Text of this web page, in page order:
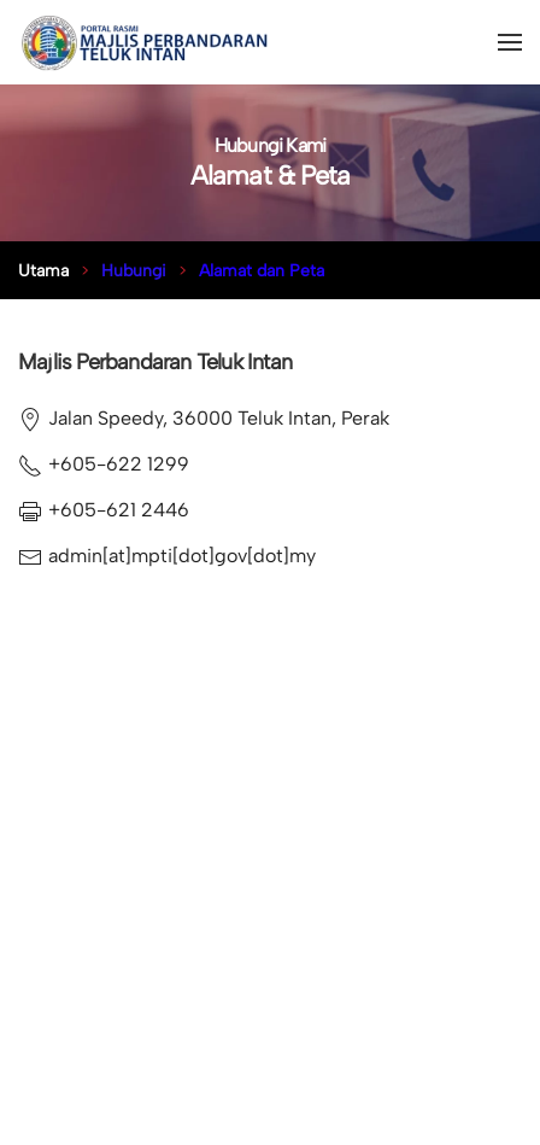
Hubungi Kami
Alamat & Peta
Utama Hubungi Alamat dan Peta
Majlis Perbandaran Teluk Intan
Jalan Speedy, 36000 Teluk Intan, Perak
+605-622 1299
+605-621 2446
admin[at]mpti[dot]gov[dot]my